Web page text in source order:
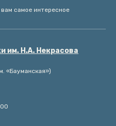
самое интересное
им. Н.А. Некрасова
«Бауманская»)